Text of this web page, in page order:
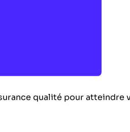
qualité pour atteindre